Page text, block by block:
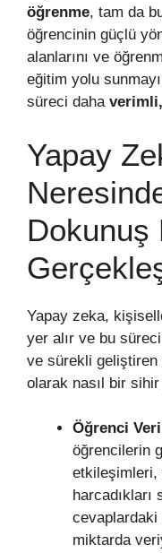
öğrenme, tam da
öğrencinin güçlü
alanlarını ve
eğitim yolu
süreci daha
Yapay
Dokunuş
Yapay zeka,
yer alır ve bu
ve sürekli geliştiren
olarak nasıl bir sihir
Öğrenci
öğrencilerin
etkileşimleri,
cevaplardaki
miktarda